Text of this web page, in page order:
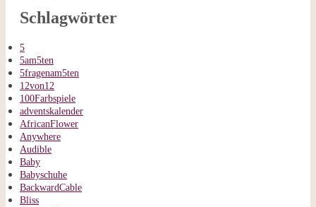
Schlagwörter
5
5am5ten
5fragenam5ten
12von12
100Farbspiele
adventskalender
AfricanFlower
Anywhere
Audible
Baby
Babyschuhe
BackwardCable
Bliss